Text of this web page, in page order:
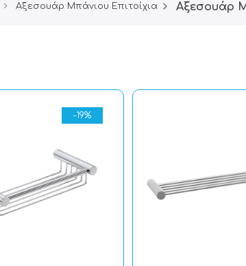
Αξεσουάρ Μπάνιου Επιτοίχια Αξεσουάρ
-19%